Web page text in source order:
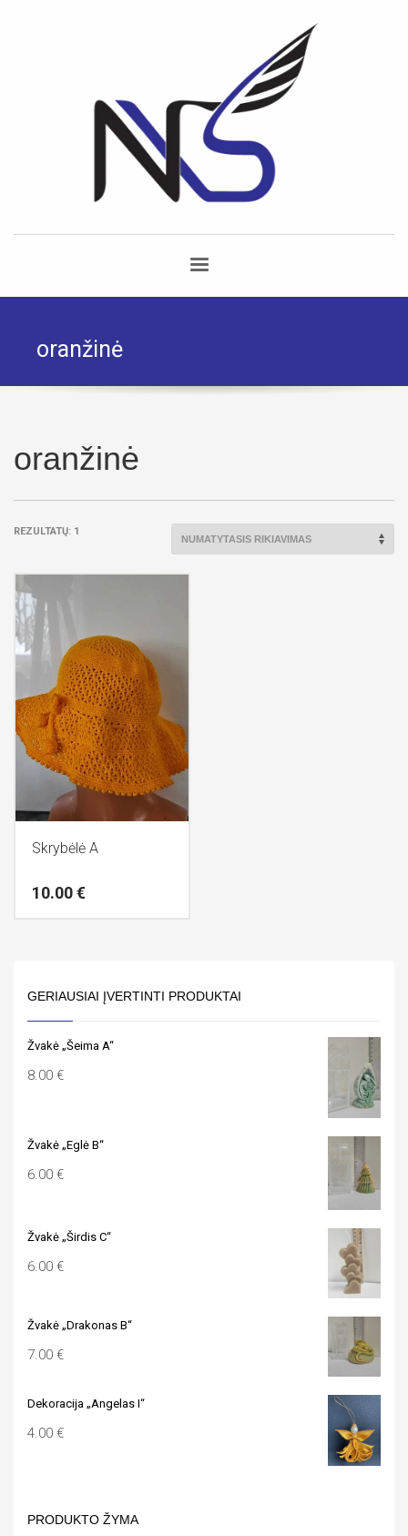
oranžinė
oranžinė
REZULTATŲ: 1
Skrybėlė A
10.00€
GERIAUSIAI ĮVERTINTI PRODUKTAI
Žvakė „Šeima A“
8.00 €
Žvakė „Eglė B“
6.00 €
Žvakė „Širdis C“
6.00 €
Žvakė „Drakonas B“
7.00 €
Dekoracija „Angelas I“
4.00 €
PRODUKTO ŽYMA